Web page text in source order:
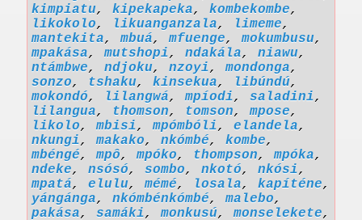
kimpiatu, kipekapeka, kombekombe,
likokolo, likuanganzala, limeme,
mantekita,mbuá,mfuenge,mokumbusu,
mpakása,mutshopi, ndakála, niawu,
ntámbwe, ndjoku, nzoyi,mondonga,
sonzo, tshaku, kinsekua, libúndú,
mokondó, lilangwá,mpíodi, saladini,
lilangua, thomson, tomson,mpose,
likolo,mbisi,mpómbóli, elandela,
nkungi,makako, nkómbé, kombe,
mbéngé,mpô,mpóko, thompson,mpóka,
ndeke, nsósó, sombo, nkotó, nkósi,
mpatá, elulu,mémé, losala, kapíténe,
yángánga, nkómbénkómbé,malebo,
pakása, samáki,monkusú,monselekete,